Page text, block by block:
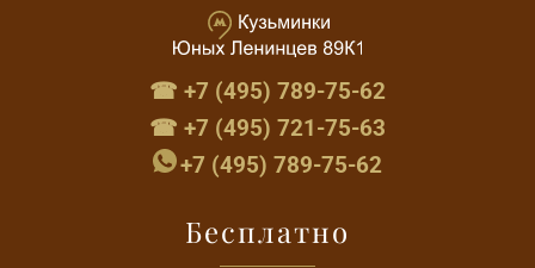
☎ +7 (495) 789-75-62
☎ +7 (495) 721-75-63
+7 (495) 789-75-62
Бесплатно